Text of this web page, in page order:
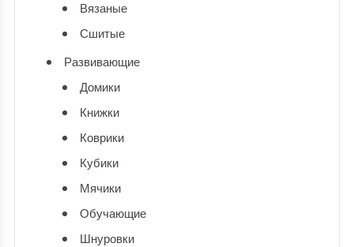
Вязаные
Сшитые
Развивающие
Домики
Книжки
Коврики
Кубики
Мячики
Обучающие
Шнуровки